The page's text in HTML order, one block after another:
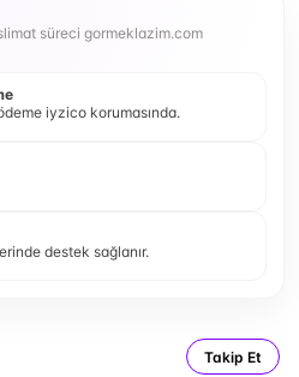
süreci gormeklazim.com
iyzico korumasında.
destek sağlanır.
Takip Et